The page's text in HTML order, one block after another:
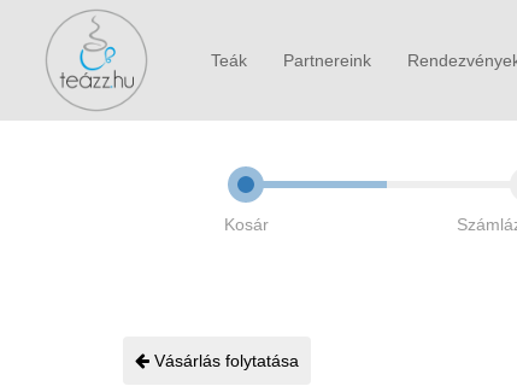
Teák Partnereink
Kosár
Vásárlás folytatása